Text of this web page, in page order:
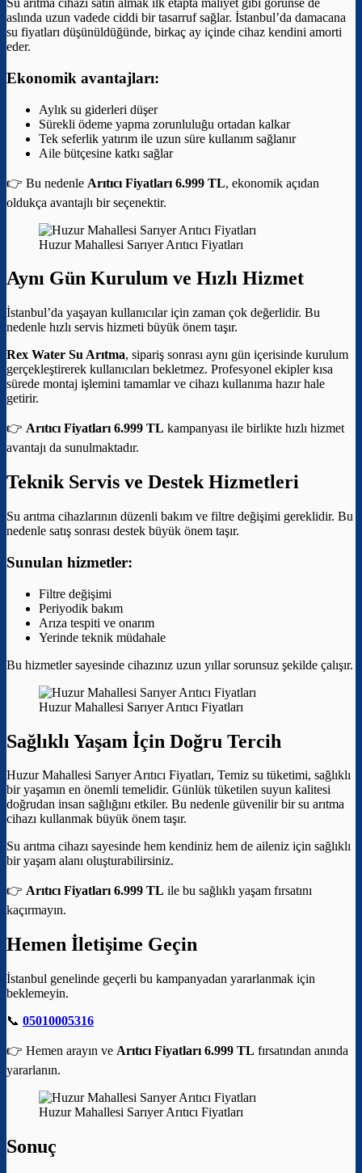
Su arıtma cihazı satın almak ilk etapta maliyet gibi görünse de
aslında uzun vadede ciddi bir tasarruf sağlar. İstanbul’da damacana
su fiyatları düşünüldüğünde, birkaç ay içinde cihaz kendini amorti
eder.
Ekonomik avantajları:
Aylık su giderleri düşer
Sürekli ödeme yapma zorunluluğu ortadan kalkar
Tek seferlik yatırım ile uzun süre kullanım sağlanır
Aile bütçesine katkı sağlar
👉 Bu nedenle Arıtıcı Fiyatları 6.999 TL, ekonomik açıdan
oldukça avantajlı bir seçenektir.
Huzur Mahallesi Sarıyer Arıtıcı Fiyatları
Aynı Gün Kurulum ve Hızlı Hizmet
İstanbul’da yaşayan kullanıcılar için zaman çok değerlidir. Bu
nedenle hızlı servis hizmeti büyük önem taşır.
Rex Water Su Arıtma, sipariş sonrası aynı gün içerisinde kurulum
gerçekleştirerek kullanıcıları bekletmez. Profesyonel ekipler kısa
sürede montaj işlemini tamamlar ve cihazı kullanıma hazır hale
getirir.
👉 Arıtıcı Fiyatları 6.999 TL kampanyası ile birlikte hızlı hizmet
avantajı da sunulmaktadır.
Teknik Servis ve Destek Hizmetleri
Su arıtma cihazlarının düzenli bakım ve filtre değişimi gereklidir. Bu
nedenle satış sonrası destek büyük önem taşır.
Sunulan hizmetler:
Filtre değişimi
Periyodik bakım
Arıza tespiti ve onarım
Yerinde teknik müdahale
Bu hizmetler sayesinde cihazınız uzun yıllar sorunsuz şekilde çalışır.
Huzur Mahallesi Sarıyer Arıtıcı Fiyatları
Sağlıklı Yaşam İçin Doğru Tercih
Huzur Mahallesi Sarıyer Arıtıcı Fiyatları, Temiz su tüketimi, sağlıklı
bir yaşamın en önemli temelidir. Günlük tüketilen suyun kalitesi
doğrudan insan sağlığını etkiler. Bu nedenle güvenilir bir su arıtma
cihazı kullanmak büyük önem taşır.
Su arıtma cihazı sayesinde hem kendiniz hem de aileniz için sağlıklı
bir yaşam alanı oluşturabilirsiniz.
👉 Arıtıcı Fiyatları 6.999 TL ile bu sağlıklı yaşam fırsatını
kaçırmayın.
Hemen İletişime Geçin
İstanbul genelinde geçerli bu kampanyadan yararlanmak için
beklemeyin.
📞 05010005316
👉 Hemen arayın ve Arıtıcı Fiyatları 6.999 TL fırsatından anında
yararlanın.
Huzur Mahallesi Sarıyer Arıtıcı Fiyatları
Sonuç